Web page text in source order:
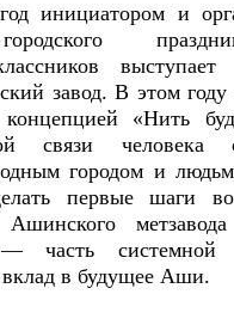
инициатором и
завод. В этом
«Нить
связи человека
городом и
первые шаги
метзавода
часть системной
в будущее Аши.